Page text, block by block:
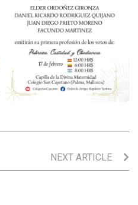
NEXT ARTICLE